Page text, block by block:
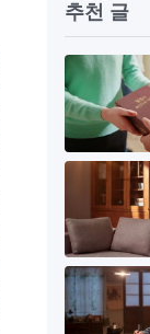
추천 글